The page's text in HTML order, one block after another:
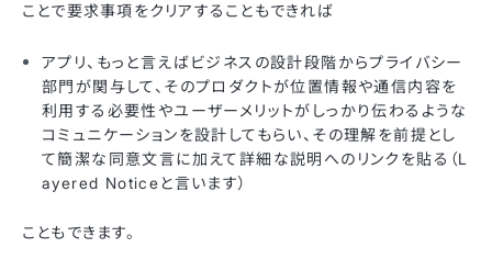
ことで要求事項をクリアすることもできれば
アプリ、もっと言えばビジネスの設計段階からプライバシー
部門が関与して、そのプロダクトが位置情報や通信内容を
利用する必要性やユーザーメリットがしっかり伝わるような
コミュニケーションを設計してもらい、その理解を前提とし
て簡潔な同意文言に加えて詳細な説明へのリンクを貼る（L
ayered Noticeと言います）
こともできます。